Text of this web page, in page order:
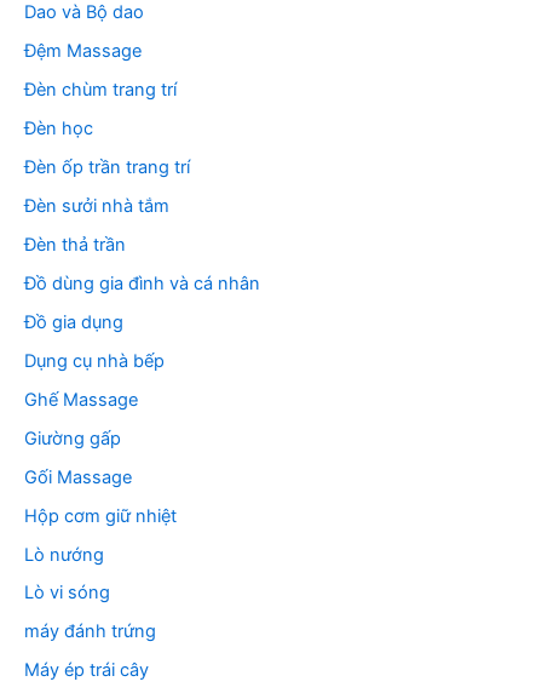
Dao và Bộ dao
Đệm Massage
Đèn chùm trang trí
Đèn học
Đèn ốp trần trang trí
Đèn sưởi nhà tắm
Đèn thả trần
Đồ dùng gia đình và cá nhân
Đồ gia dụng
Dụng cụ nhà bếp
Ghế Massage
Giường gấp
Gối Massage
Hộp cơm giữ nhiệt
Lò nướng
Lò vi sóng
máy đánh trứng
Máy ép trái cây